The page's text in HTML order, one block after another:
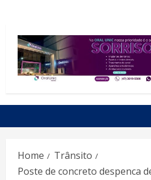
Home
Trânsito
Poste de concreto despenca